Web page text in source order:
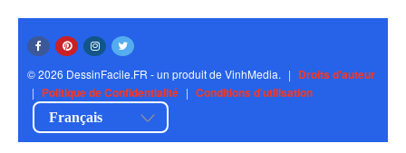
© 2026 DessinFacile.FR - un produit de VinhMedia. | Droits d'auteur
| Politique de Confidentialité | Conditions d'utilisation
Français